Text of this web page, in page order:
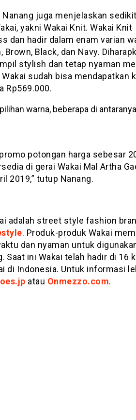
Nanang juga menjelaskan sedikit
yakni Wakai Knit. Wakai Knit
dan hadir dalam enam varian
Black, dan Navy.
stylish dan tetap nyaman
sudah bisa mendapatkan
Rp569.000.
potongan harga sebesar
di gerai Wakai Mal Artha
2019,” tutup Nanang.
adalah street style fashion
. Produk-produk Wakai
dan nyaman untuk
Saat ini Wakai telah hadir di 16
di Indonesia. Untuk informasi
atau Onmezzo.com.